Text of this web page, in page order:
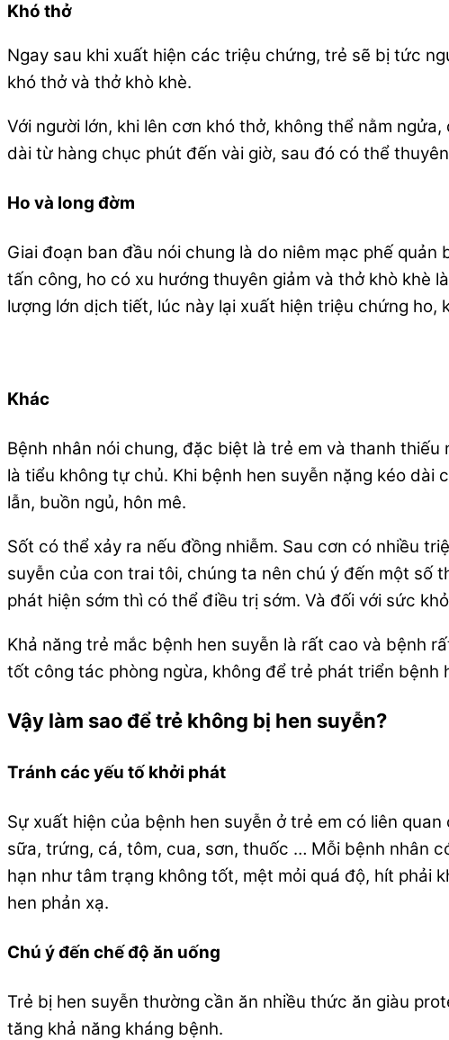
Khó thở
Ngay sau khi xuất hiện các triệu chứng, trẻ sẽ bị tức
khó thở và thở khò khè.
Với người lớn, khi lên cơn khó thở, không thể nằm
dài từ hàng chục phút đến vài giờ, sau đó có thể
Ho và long đờm
Giai đoạn ban đầu nói chung là do niêm mạc phế
tấn công, ho có xu hướng thuyên giảm và thở khò khè
lượng lớn dịch tiết, lúc này lại xuất hiện triệu chứng ho,
Khác
Bệnh nhân nói chung, đặc biệt là trẻ em và thanh
là tiểu không tự chủ. Khi bệnh hen suyễn nặng kéo
lẫn, buồn ngủ, hôn mê.
Sốt có thể xảy ra nếu đồng nhiễm. Sau cơn có nhiều
suyễn của con trai tôi, chúng ta nên chú ý đến một số
phát hiện sớm thì có thể điều trị sớm. Và đối với sức
Khả năng trẻ mắc bệnh hen suyễn là rất cao và bệnh
tốt công tác phòng ngừa, không để trẻ phát triển bệnh
Vậy làm sao để trẻ không bị hen suyễn?
Tránh các yếu tố khởi phát
Sự xuất hiện của bệnh hen suyễn ở trẻ em có liên
sữa, trứng, cá, tôm, cua, sơn, thuốc … Mỗi bệnh nhân
hạn như tâm trạng không tốt, mệt mỏi quá độ, hít phải
hen phản xạ.
Chú ý đến chế độ ăn uống
Trẻ bị hen suyễn thường cần ăn nhiều thức ăn giàu
tăng khả năng kháng bệnh.